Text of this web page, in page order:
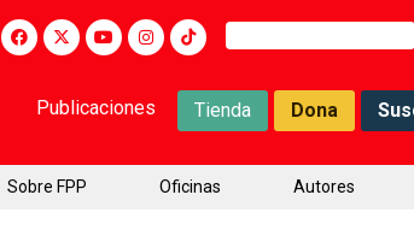
Buscar:
Publicaciones Tienda Dona
Sobre FPP Oficinas Autores